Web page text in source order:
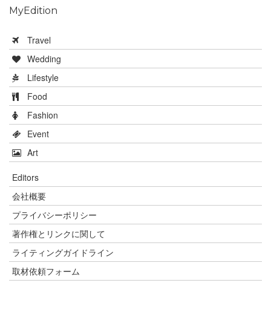
MyEdition
Travel
Wedding
Lifestyle
Food
Fashion
Event
Art
Editors
会社概要
プライバシーポリシー
著作権とリンクに関して
ライティングガイドライン
取材依頼フォーム